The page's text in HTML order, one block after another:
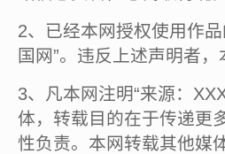
2、已经本网授权使用作
国网”。违反上述声明者
3、凡本网注明“来源：
体，转载目的在于传递更
性负责。本网转载其他媒